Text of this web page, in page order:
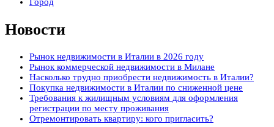
Город
Новости
Рынок недвижимости в Италии в 2026 году
Рынок коммерческой недвижимости в Милане
Насколько трудно приобрести недвижимость в Италии?
Покупка недвижимости в Италии по сниженной цене
Требования к жилищным условиям для оформления
регистрации по месту проживания
Отремонтировать квартиру: кого пригласить?